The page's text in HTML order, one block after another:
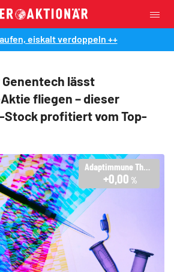
eiskalt verdoppeln ++
lässt
fliegen – dieser
Stock profitiert vom Top-
Adaptimmune Therapeutics PLC - ADR
+0,00 %